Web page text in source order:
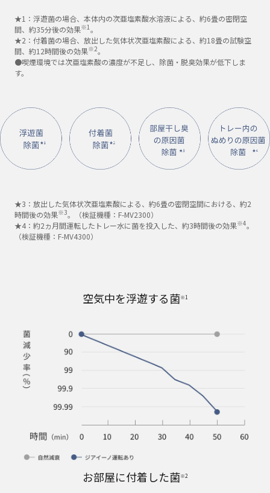
★1：浮遊菌の場合、本体内の次亜塩素酸水溶液による、約6畳の密閉空
間、約35分後の効果※1。
★2：付着菌の場合、放出した気体状次亜塩素酸による、約18畳の試験空
間、約12時間後の効果※2。
●喫煙環境では次亜塩素酸の濃度が不足し、除菌・脱臭効果が低下しま
す。
★3：放出した気体状次亜塩素酸による、約6畳の密閉空間における、約2
時間後の効果※3。（検証機種：F-MV2300）
★4：約2ヵ月間運転したトレー水に菌を投入した、約3時間後の効果※4。
（検証機種：F-MV4300）
空気中を浮遊する菌※1
お部屋に付着した菌※2